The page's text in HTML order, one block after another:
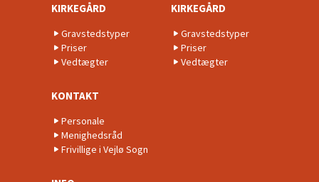
KIRKEGÅRD
Gravstedstyper
Priser
Vedtægter
KIRKEGÅRD
Gravstedstyper
Priser
Vedtægter
KONTAKT
Personale
Menighedsråd
Frivillige i Vejlø Sogn